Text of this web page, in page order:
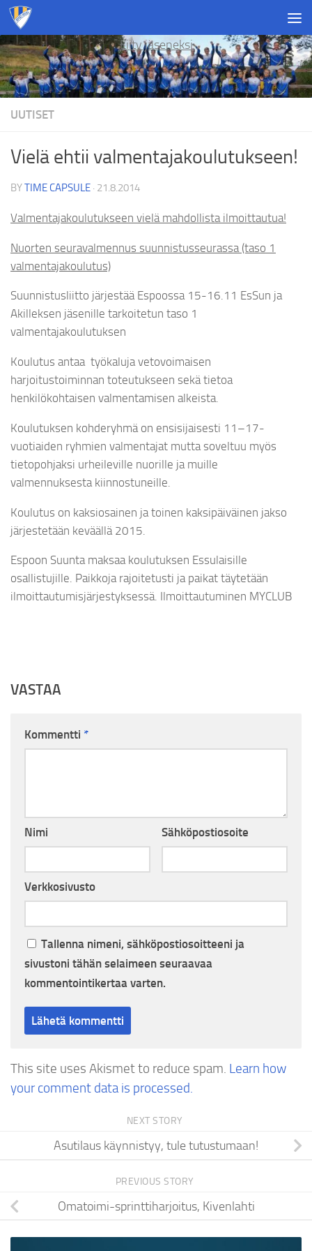
Skip to content
Liity jäseneksi
UUTISET
Vielä ehtii valmentajakoulutukseen!
BYTIME CAPSULE · 21.8.2014
Valmentajakoulutukseen vielä mahdollista ilmoittautua!
Nuorten seuravalmennus suunnistusseurassa (taso 1
valmentajakoulutus)
Suunnistusliitto järjestää Espoossa 15-16.11 EsSun ja
Akilleksen jäsenille tarkoitetun taso 1
valmentajakoulutuksen
Koulutus antaa työkaluja vetovoimaisen
harjoitustoiminnan toteutukseen sekä tietoa
henkilökohtaisen valmentamisen alkeista.
Koulutuksen kohderyhmä on ensisijaisesti 11–17-
vuotiaiden ryhmien valmentajat mutta soveltuu myös
tietopohjaksi urheileville nuorille ja muille
valmennuksesta kiinnostuneille.
Koulutus on kaksiosainen ja toinen kaksipäiväinen jakso
järjestetään keväällä 2015.
Espoon Suunta maksaa koulutuksen Essulaisille
osallistujille. Paikkoja rajoitetusti ja paikat täytetään
ilmoittautumisjärjestyksessä. Ilmoittautuminen MYCLUB
VASTAA
Kommentti *
Nimi Sähköpostiosoite
Verkkosivusto
Tallenna nimeni, sähköpostiosoitteeni ja
sivustoni tähän selaimeen seuraavaa
kommentointikertaa varten.
This site uses Akismet to reduce spam. Learn how
your comment data is processed.
NEXT STORY
Asutilaus käynnistyy, tule tutustumaan!
PREVIOUS STORY
Omatoimi-sprinttiharjoitus, Kivenlahti